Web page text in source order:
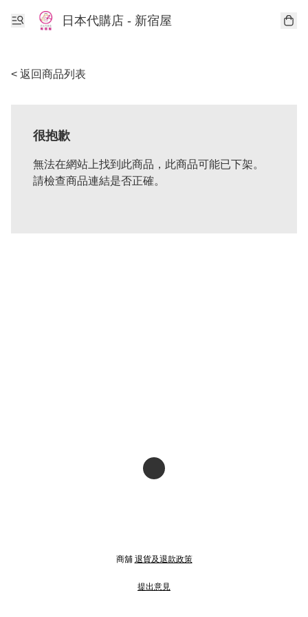
日本代購店 - 新宿屋
< 返回商品列表
很抱歉
無法在網站上找到此商品，此商品可能已下架。
請檢查商品連結是否正確。
商舖 退貨及退款政策
提出意見